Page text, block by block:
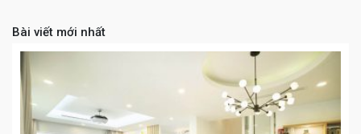
Bài viết mới nhất